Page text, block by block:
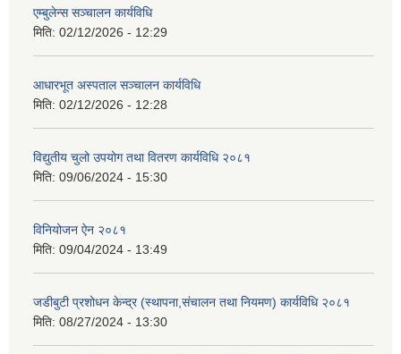
एम्बुलेन्स सञ्चालन कार्यविधि
मिति: 02/12/2026 - 12:29
आधारभूत अस्पताल सञ्चालन कार्यविधि
मिति: 02/12/2026 - 12:28
विद्युतीय चुलो उपयोग तथा वितरण कार्यविधि २०८१
मिति: 09/06/2024 - 15:30
विनियोजन ऐन २०८१
मिति: 09/04/2024 - 13:49
जडीबुटी प्रशोधन केन्द्र (स्थापना,संचालन तथा नियमण) कार्यविधि २०८१
मिति: 08/27/2024 - 13:30